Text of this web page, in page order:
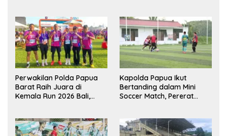
Perwakilan Polda Papua
Barat Raih Juara di
Kemala Run 2026 Bali,
Kapolda Papua Ikut
Bertanding dalam Mini
Soccer Match, Pererat